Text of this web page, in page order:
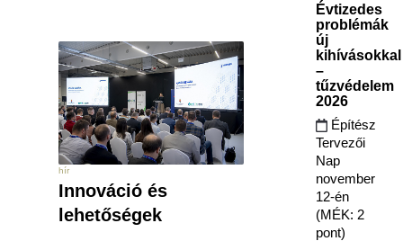
hír
Innováció és
lehetőségek
Évtizedes
problémák
új
kihívásokkal
–
tűzvédelem
2026
Építész
Tervezői
Nap
november
12-én
(MÉK: 2
pont)